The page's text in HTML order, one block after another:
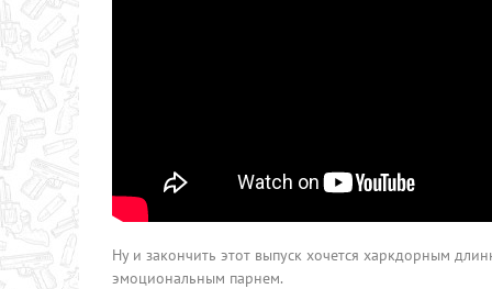
Ну и закончить этот выпуск хочется харкдорным
эмоциональным парнем.